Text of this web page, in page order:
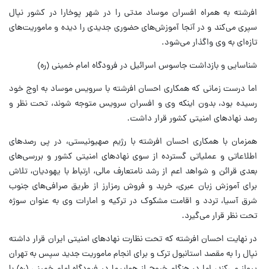
افرشته به همراه افسران موساد مدتی را در شهر پوخارا در کشور نپال
سپری می‌کند و در آنجا آموزش‌های حضوری جدیدی را دیده و ماموریت‌های
تازه‌ای به وی واگذار می‌شود.
شناسایی و بازداشت جاسوس اسرائیل در فرودگاه امام خمینی (ره)
اما درست زمانی که همکاری احسان افرشته با سرویس موساد به اوج خود
رسیده بود، بدون اینکه وی و افسران سرویس متوجه شوند، تحت نظر و
رصد نهادهای امنیتی کشور قرار داشت.
همزمان با همکاری احسان افرشته با رژیم صهیونیستی، در پی رصدهای
اطلاعاتی و عملیاتی گسترده از سوی نهادهای امنیتی کشور و بررسی‌های
بعدی قرائن و شواهد اعم از رشد نامتعارف مالی، ارتباط با یهودیان، تلاش
برای آموزش زبان عبری، خرید و فروش رمزارز از طریق صرافی‌های جنوب
شرق آسیا، تردد و اقامت مشکوک در ترکیه و امارات وی به عنوان سوژه
تحت نظر قرار می‌گیرد.
در نهایت احسان افرشته که تحت نظارت نهادهای امنیتی ایران قرار داشته
نپال را به مقصد استانبول ترک و برای انجام ماموریت جدید سپس به تهران